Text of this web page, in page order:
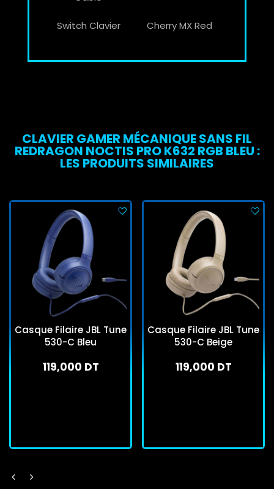
Switch Clavier Cherry MX Red
CLAVIER GAMER MÉCANIQUE SANS FIL
REDRAGON NOCTIS PRO K632 RGB BLEU :
LES PRODUITS SIMILAIRES
Casque Filaire JBL Tune
530-C Bleu
119,000 DT
Casque Filaire JBL Tune
530-C Beige
119,000 DT